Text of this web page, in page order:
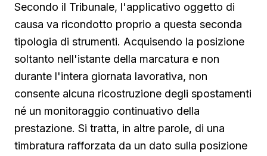
Secondo il Tribunale, l'applicativo oggetto di
causa va ricondotto proprio a questa seconda
tipologia di strumenti. Acquisendo la posizione
soltanto nell'istante della marcatura e non
durante l'intera giornata lavorativa, non
consente alcuna ricostruzione degli spostamenti
né un monitoraggio continuativo della
prestazione. Si tratta, in altre parole, di una
timbratura rafforzata da un dato sulla posizione